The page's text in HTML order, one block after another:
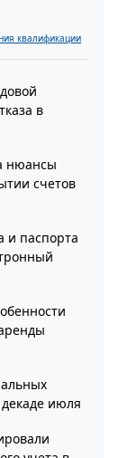
квалификации
в
нюансы
счетов
и паспорта
июля